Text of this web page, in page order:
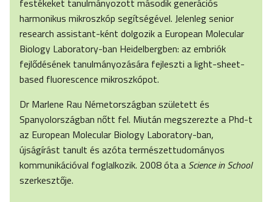
festékeket tanulmányozott második generációs
harmonikus mikroszkóp segítségével. Jelenleg senior
research assistant-ként dolgozik a European Molecular
Biology Laboratory-ban Heidelbergben: az embriók
fejlődésének tanulmányozására fejleszti a light-sheet-
based fluorescence mikroszkópot.
Dr Marlene Rau Németországban született és
Spanyolországban nőtt fel. Miután megszerezte a Phd-t
az European Molecular Biology Laboratory-ban,
újságírást tanult és azóta természettudományos
kommunikációval foglalkozik. 2008 óta a Science in School
szerkesztője.